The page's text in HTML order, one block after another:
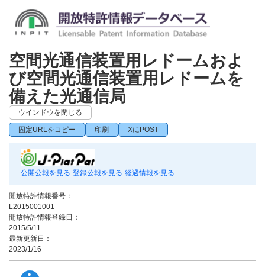
空間光通信装置用レドームおよ
び空間光通信装置用レドームを
備えた光通信局
ウインドウを閉じる
固定URLをコピー 印刷 XにPOST
公開公報を見る 登録公報を見る 経過情報を見る
開放特許情報番号：
L2015001001
開放特許情報登録日：
2015/5/11
最新更新日：
2023/1/16